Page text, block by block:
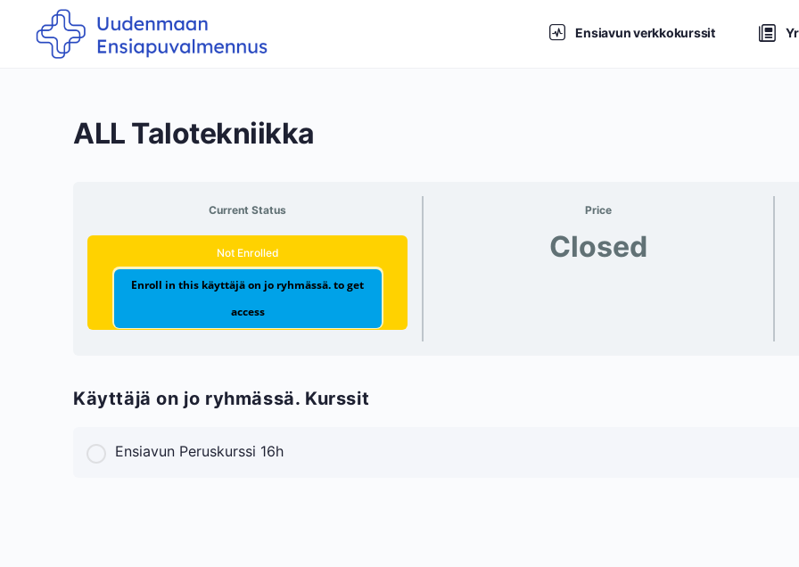
Ensiavun verkkokurssit
ALL Talotekniikka
Current Status
Not Enrolled
Enroll in this käyttäjä on jo ryhmässä. to get
access
Price
Closed
Käyttäjä on jo ryhmässä. Kurssit
Ensiavun Peruskurssi 16h